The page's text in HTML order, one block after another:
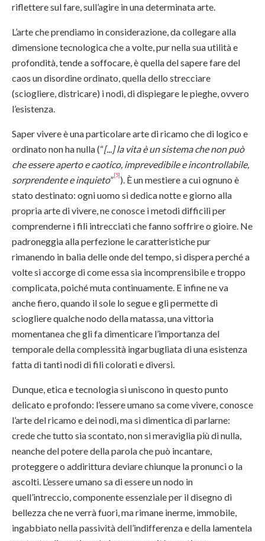
riflettere sul fare, sull’agire in una determinata arte.
L’arte che prendiamo in considerazione, da collegare alla
dimensione tecnologica che a volte, pur nella sua utilità e
profondità, tende a soffocare, è quella del sapere fare del
caos un disordine ordinato, quella dello strecciare
(sciogliere, districare) i nodi, di dispiegare le pieghe, ovvero
l’esistenza.
Saper vivere è una particolare arte di ricamo che di logico e
ordinato non ha nulla (“[...] la vita è un sistema che non può
che essere aperto e caotico, imprevedibile e incontrollabile,
sorprendente e inquieto”[5]). È un mestiere a cui ognuno è
stato destinato: ogni uomo si dedica notte e giorno alla
propria arte di vivere, ne conosce i metodi difficili per
comprenderne i fili intrecciati che fanno soffrire o gioire. Ne
padroneggia alla perfezione le caratteristiche pur
rimanendo in balia delle onde del tempo, si dispera perché a
volte si accorge di come essa sia incomprensibile e troppo
complicata, poiché muta continuamente. E infine ne va
anche fiero, quando il sole lo segue e gli permette di
sciogliere qualche nodo della matassa, una vittoria
momentanea che gli fa dimenticare l’importanza del
temporale della complessità ingarbugliata di una esistenza
fatta di tanti nodi di fili colorati e diversi.
Dunque, etica e tecnologia si uniscono in questo punto
delicato e profondo: l’essere umano sa come vivere, conosce
l’arte del ricamo e dei nodi, ma si dimentica di parlarne:
crede che tutto sia scontato, non si meraviglia più di nulla,
neanche del potere della parola che può incantare,
proteggere o addirittura deviare chiunque la pronunci o la
ascolti. L’essere umano sa di essere un nodo in
quell’intreccio, componente essenziale per il disegno di
bellezza che ne verrà fuori, ma rimane inerme, immobile,
ingabbiato nella passività dell’indifferenza e della lamentela